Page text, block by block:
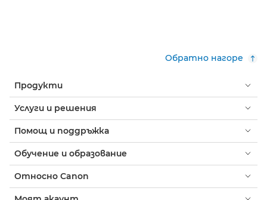
Обратно нагоре
Продукти
Услуги и решения
Помощ и поддръжка
Обучение и образование
Относно Canon